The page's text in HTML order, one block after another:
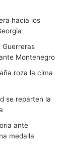
hacia los
Guerreras
Montenegro
roza la cima
se reparten la
ante
medalla